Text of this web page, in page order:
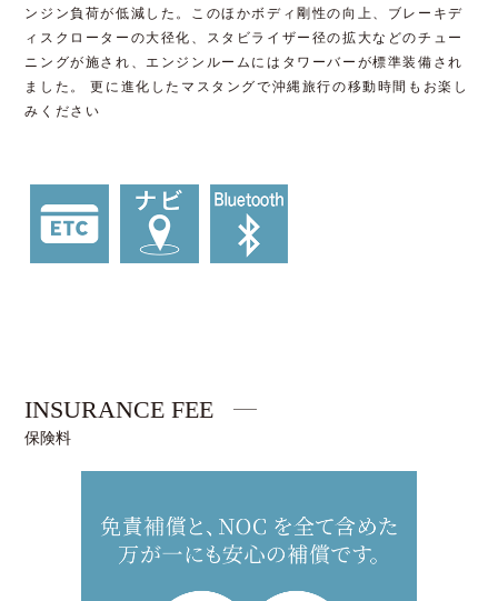
ンジン負荷が低減した。このほかボディ剛性の向上、ブレーキデ
ィスクローターの大径化、スタビライザー径の拡大などのチュー
ニングが施され、エンジンルームにはタワーバーが標準装備され
ました。 更に進化したマスタングで沖縄旅行の移動時間もお楽し
みください
INSURANCE FEE
保険料